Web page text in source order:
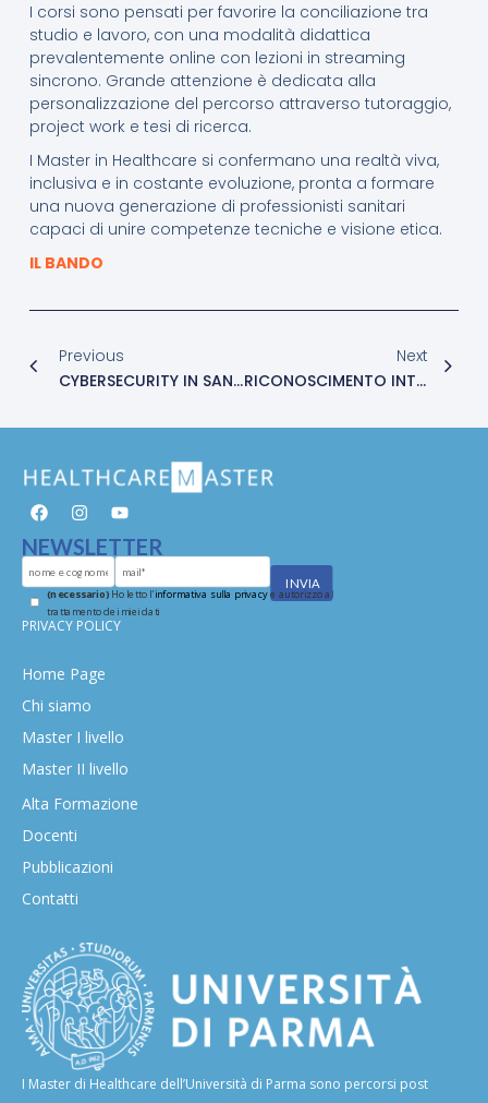
I corsi sono pensati per favorire la conciliazione tra
studio e lavoro, con una modalità didattica
prevalentemente online con lezioni in streaming
sincrono. Grande attenzione è dedicata alla
personalizzazione del percorso attraverso tutoraggio,
project work e tesi di ricerca.
I Master in Healthcare si confermano una realtà viva,
inclusiva e in costante evoluzione, pronta a formare
una nuova generazione di professionisti sanitari
capaci di unire competenze tecniche e visione etica.
IL BANDO
Previous
CYBERSECURITY IN SANITÀ DIGITALE
Next
RICONOSCIMENTO INTERNAZIONALE AL PROF. ANTONIO BONACARO: CONFERITA LA FELLOWSHIP DELL’EUROPEAN TRANSCULTURAL NURSING ASSOCIATION
NEWSLETTER
(necessario) Ho letto l'informativa sulla privacye autorizzo al
trattamento dei miei dati
PRIVACY POLICY
Home Page
Chi siamo
Master I livello
Master II livello
Alta Formazione
Docenti
Pubblicazioni
Contatti
I Master di Healthcare dell’Università di Parma sono percorsi post